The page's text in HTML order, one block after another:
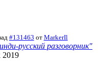
#131463 от MarkerIl
русский разговорник"
2019